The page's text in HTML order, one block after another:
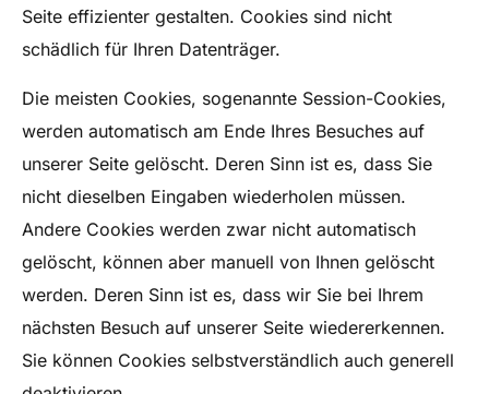
Seite effizienter gestalten. Cookies sind nicht
schädlich für Ihren Datenträger.
Die meisten Cookies, sogenannte Session-Cookies,
werden automatisch am Ende Ihres Besuches auf
unserer Seite gelöscht. Deren Sinn ist es, dass Sie
nicht dieselben Eingaben wiederholen müssen.
Andere Cookies werden zwar nicht automatisch
gelöscht, können aber manuell von Ihnen gelöscht
werden. Deren Sinn ist es, dass wir Sie bei Ihrem
nächsten Besuch auf unserer Seite wiedererkennen.
Sie können Cookies selbstverständlich auch generell